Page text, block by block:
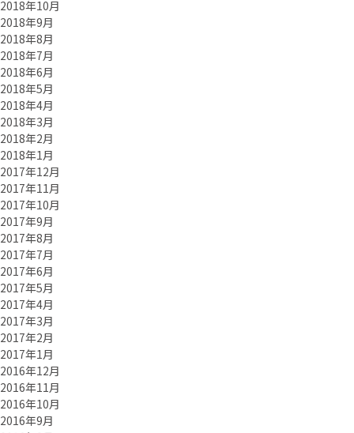
2018年10月
2018年9月
2018年8月
2018年7月
2018年6月
2018年5月
2018年4月
2018年3月
2018年2月
2018年1月
2017年12月
2017年11月
2017年10月
2017年9月
2017年8月
2017年7月
2017年6月
2017年5月
2017年4月
2017年3月
2017年2月
2017年1月
2016年12月
2016年11月
2016年10月
2016年9月